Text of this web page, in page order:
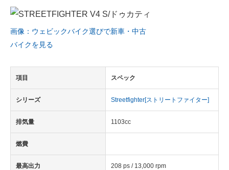
画像：ウェビックバイク選びで新車・中古
バイクを見る
項目 スペック
シリーズ Streetfighter[ストリートファイター]
排気量 1103cc
燃費
最高出力 208 ps / 13,000 rpm